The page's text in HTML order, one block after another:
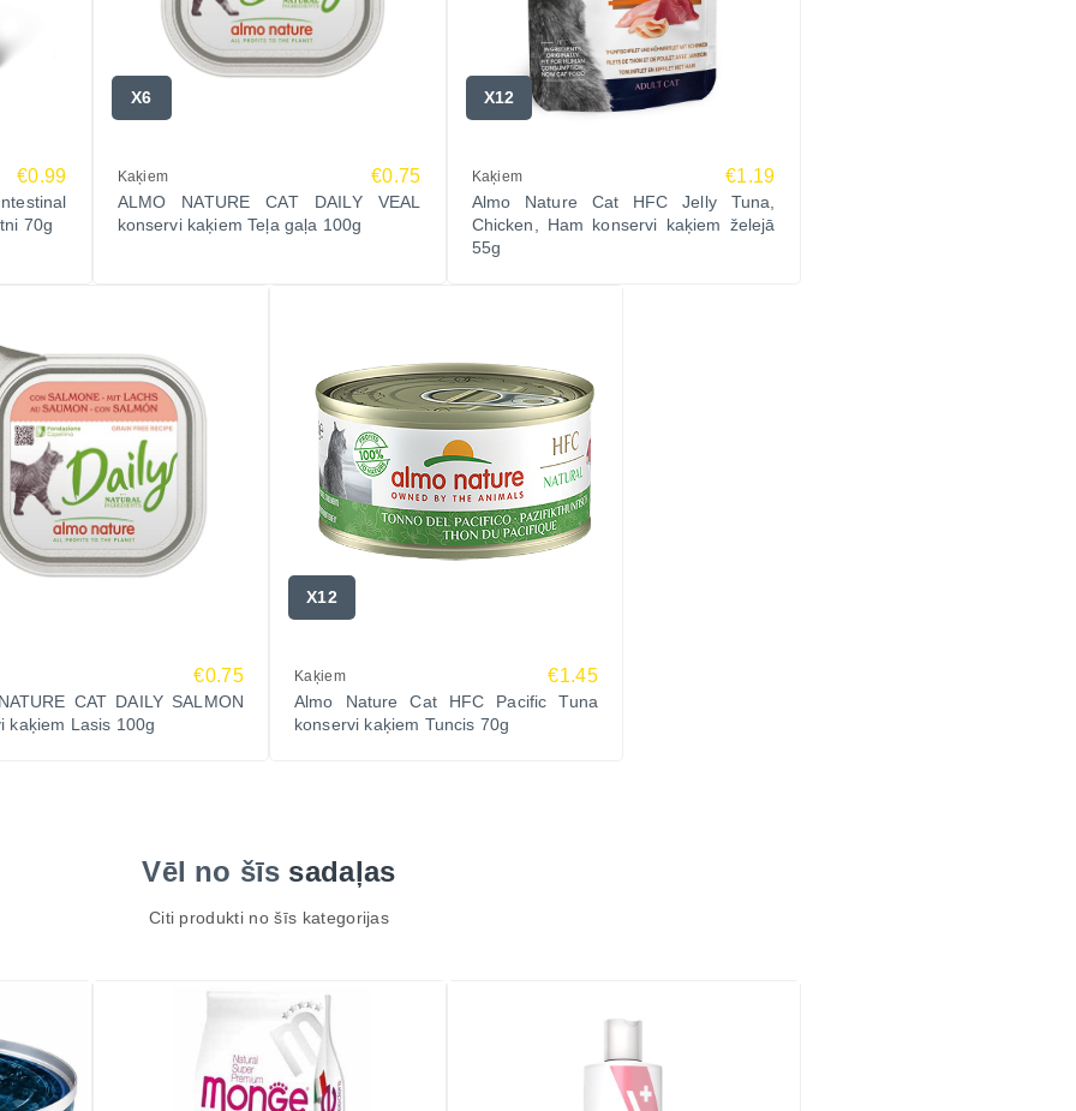
€0.99
70g
X6
Kaķiem €0.75
ALMO NATURE CAT DAILY VEAL
konservi kaķiem Teļa gaļa 100g
X12
Kaķiem €1.19
Almo Nature Cat HFC Jelly Tuna,
Chicken, Ham konservi kaķiem želejā
55g
€0.75
CAT DAILY SALMON
kaķiem Lasis 100g
X12
Kaķiem €1.45
Almo Nature Cat HFC Pacific Tuna
konservi kaķiem Tuncis 70g
Vēl no šīs sadaļas
Citi produkti no šīs kategorijas